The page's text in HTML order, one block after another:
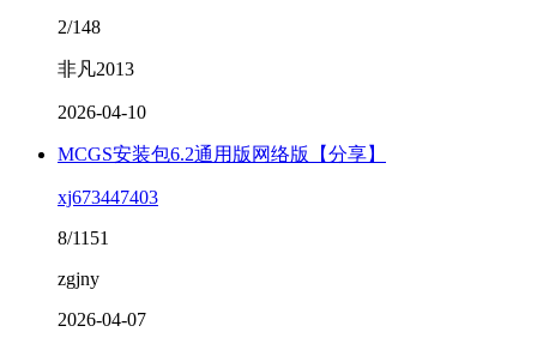
2/148
非凡2013
2026-04-10
MCGS安装包6.2通用版网络版【分享】
xj673447403
8/1151
zgjny
2026-04-07